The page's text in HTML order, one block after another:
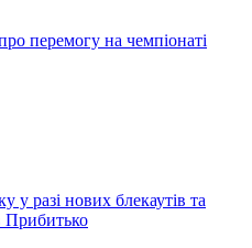
перемогу на чемпіонаті
у разі нових блекаутів та
Прибитько